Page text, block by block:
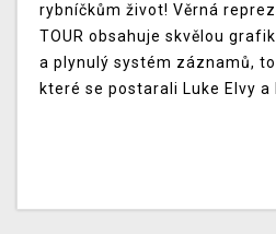
rybníčkům život! Věrná
TOUR obsahuje skvělou
a plynulý systém záznamů,
které se postarali Luke Elvy a